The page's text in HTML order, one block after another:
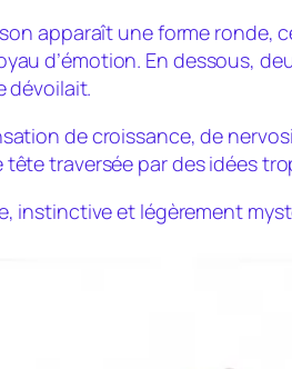
apparaît une forme ronde,
d’émotion. En dessous,
dévoilait.
de croissance, de
traversée par des idées
instinctive et légèrement